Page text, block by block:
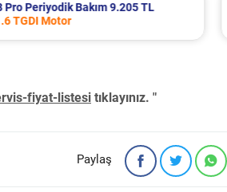
Citroen C3 Aircross Periyodik Bakım 7.737 TL
2022 Model 1.2 Puretech Motor
fiyat-listesi tıklayınız. "
Paylaş